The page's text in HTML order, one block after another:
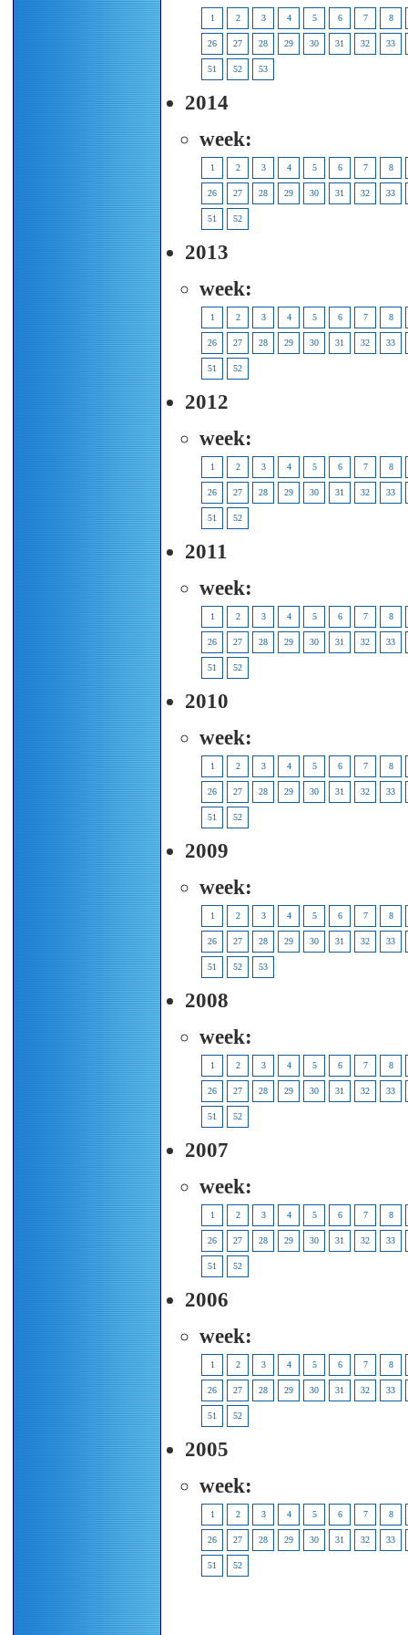
1 2 3 4 5 6 7 8
26 27 28 29 30 31 32 33
51 52 53
2014
week:
1 2 3 4 5 6 7 8
26 27 28 29 30 31 32 33
51 52
2013
week:
1 2 3 4 5 6 7 8
26 27 28 29 30 31 32 33
51 52
2012
week:
1 2 3 4 5 6 7 8
26 27 28 29 30 31 32 33
51 52
2011
week:
1 2 3 4 5 6 7 8
26 27 28 29 30 31 32 33
51 52
2010
week:
1 2 3 4 5 6 7 8
26 27 28 29 30 31 32 33
51 52
2009
week:
1 2 3 4 5 6 7 8
26 27 28 29 30 31 32 33
51 52 53
2008
week:
1 2 3 4 5 6 7 8
26 27 28 29 30 31 32 33
51 52
2007
week:
1 2 3 4 5 6 7 8
26 27 28 29 30 31 32 33
51 52
2006
week:
1 2 3 4 5 6 7 8
26 27 28 29 30 31 32 33
51 52
2005
week:
1 2 3 4 5 6 7 8
26 27 28 29 30 31 32 33
51 52